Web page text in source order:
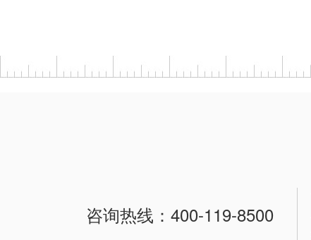
咨询热线：400-119-8500